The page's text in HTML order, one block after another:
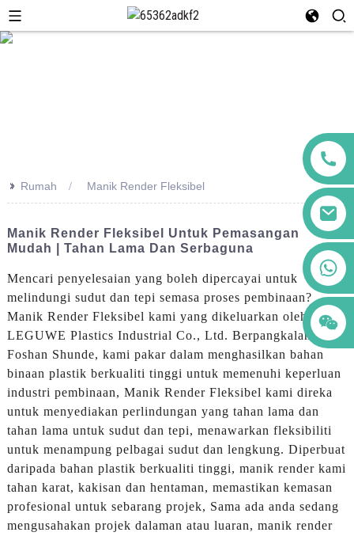
>> Rumah Manik Render Fleksibel
Manik Render Fleksibel Untuk Pemasangan
Mudah | Tahan Lama Dan Serbaguna
Mencari penyelesaian yang boleh dipercayai untuk
melindungi sudut dan tepi semasa proses pembinaan?
Manik Render Fleksibel kami yang dikeluarkan oleh
LEGUWE Plastics Industrial Co., Ltd. Berpangkalan di
Foshan Shunde, kami pakar dalam menghasilkan bahan
binaan plastik berkualiti tinggi untuk memenuhi keperluan
industri pembinaan, Manik Render Fleksibel kami direka
untuk menyediakan perlindungan yang tahan lama dan
tahan lama untuk sudut dan tepi, menawarkan fleksibiliti
untuk menampung pelbagai sudut dan lengkung. Diperbuat
daripada bahan plastik berkualiti tinggi, manik render kami
tahan karat, kakisan dan hentaman, memastikan kemasan
profesional untuk sebarang projek, Sama ada anda sedang
mengusahakan projek dalaman atau luaran, manik render